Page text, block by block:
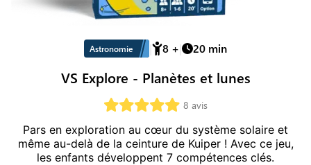
Astronomie 8 + 20 min
VS Explore - Planètes et lunes
8 avis
Pars en exploration au cœur du système solaire et
même au-delà de la ceinture de Kuiper ! Avec ce jeu,
les enfants développent 7 compétences clés.